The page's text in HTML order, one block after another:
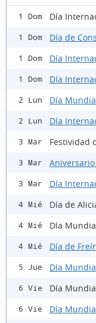
1 Dom Día
1 Dom Día de
1 Dom Día
1 Dom Día
2 Lun Día
2 Lun Día
3 Mar Festividad
3 Mar
3 Mar Día
4 Mié Día de
4 Mié Día
4 Mié Día de
5 Jue Día
6 Vie Día
6 Vie Día